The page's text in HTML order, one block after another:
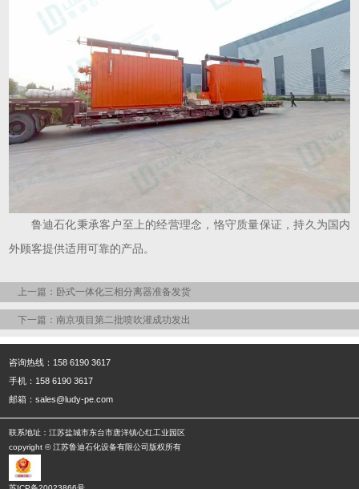
鲁迪石化秉承客户至上的经营理念，恪守质量保证，持久为国内
外顾客提供适用可靠的产品。
上一篇：卧式一体化三相分离器准备发货
下一篇：南京项目第二批喷吹灌成功发出
咨询热线：158 6190 3617
手机：158 6190 3617
邮箱：sales@ludy-pe.com
联系地址：江苏盐城市东台市唐洋镇心红工业园区
copyright © 江苏鲁迪石化设备有限公司版权所有